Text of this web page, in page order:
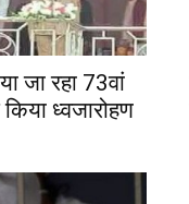
जा रहा 73वां
ध्वजारोहण